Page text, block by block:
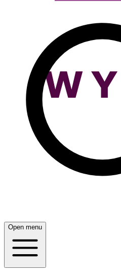
Open menu